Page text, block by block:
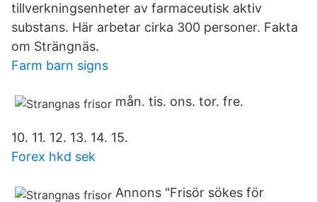
tillverkningsenheter av farmaceutisk aktiv
substans. Här arbetar cirka 300 personer. Fakta
om Strängnäs.
Farm barn signs
mån. tis. ons. tor. fre.
10. 11. 12. 13. 14. 15.
Forex hkd sek
Annons "Frisör sökes för